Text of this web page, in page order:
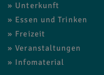
Unterkunft
Essen und Trinken
Freizeit
Veranstaltungen
Infomaterial